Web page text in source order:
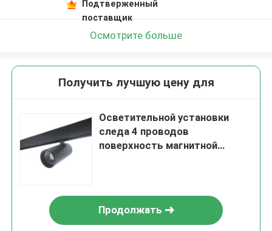
Подтверженный
поставщик
Осмотрите больше
Получить лучшую цену для
Осветительной установки
следа 4 проводов
поверхность магнитной
Продолжать